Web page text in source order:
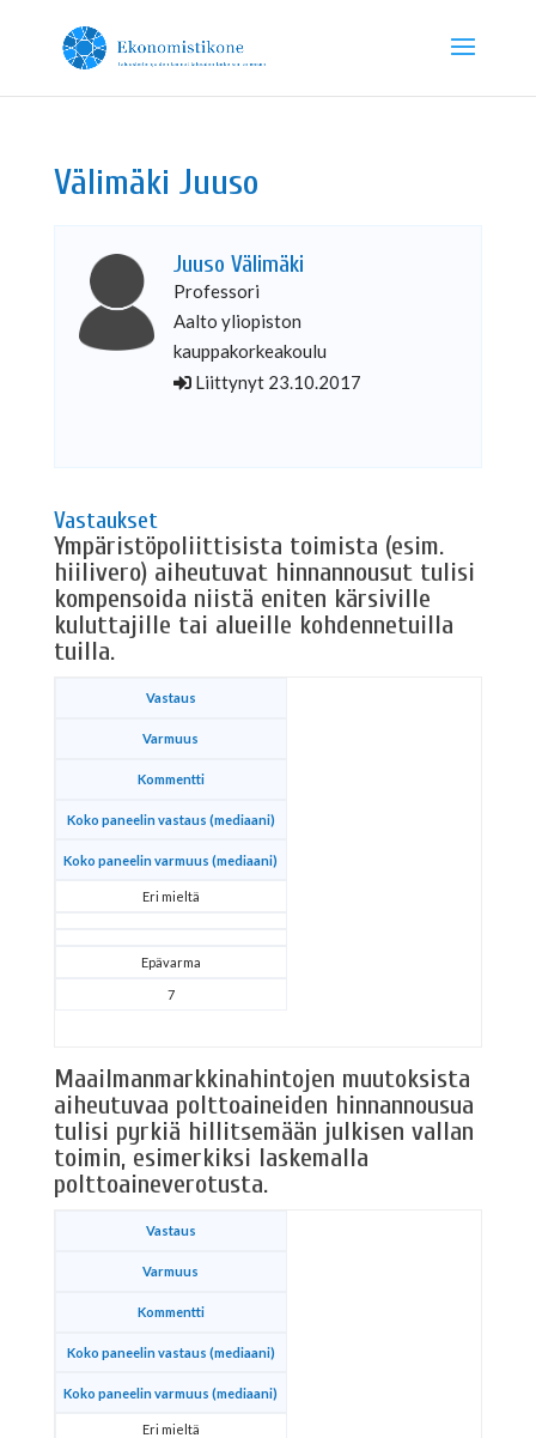
Välimäki Juuso
Juuso Välimäki
Professori
Aalto yliopiston
kauppakorkeakoulu
Liittynyt 23.10.2017
Vastaukset
Ympäristöpoliittisista toimista (esim.
hiilivero) aiheutuvat hinnannousut tulisi
kompensoida niistä eniten kärsiville
kuluttajille tai alueille kohdennetuilla
tuilla.
Vastaus
Varmuus
Kommentti
Koko paneelin vastaus (mediaani)
Koko paneelin varmuus (mediaani)
Eri mieltä
Epävarma
7
Maailmanmarkkinahintojen muutoksista
aiheutuvaa polttoaineiden hinnannousua
tulisi pyrkiä hillitsemään julkisen vallan
toimin, esimerkiksi laskemalla
polttoaineverotusta.
Vastaus
Varmuus
Kommentti
Koko paneelin vastaus (mediaani)
Koko paneelin varmuus (mediaani)
Eri mieltä